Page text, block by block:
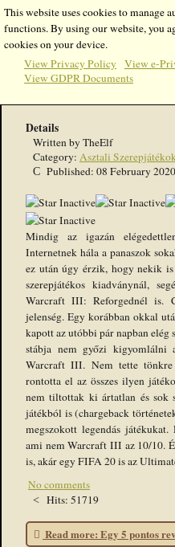
Asztali
Egy 5 pontos review
Details
Written byTheElf
Category: Asztali
Published: 08 February 2020
Mindig az igazán
Internetnek hála a panaszok
ez után úgy érzik, hogy nekik
szerepjátékos kiadványnál,
Warcraft III: Reforgednél is.
jelenség. Egy korábban okkal
kapott az utóbbi pár napban elég
stábja nem győzi kigyomlálni
Warcraft III. Nem tette tönkre
rontotta el az összes ilyen
nem tiltottak ki ártatlan és sok
játékból is (chargeback
megszokott legendás
ami nem Warcraft III az 10/10.
is, akár egy FIFA 20 is az
No comments
Hits: 51719
Read more: Egy 5 pontos
This website uses cookies to manage
functions. By using our website, you
cookies on your device.
View Privacy Policy
View e-
View GDPR Documents